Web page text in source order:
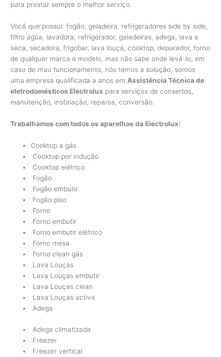
para prestar sempre o melhor serviço.
Você que possui: fogão, geladeira, refrigeradores side by side,
filtro água, lavadora, refrigerador, geladeiras, adega, lava e
seca, secadora, frigobar, lava louça, cooktop, depurador, forno
de qualquer marca e modelo, mas não sabe onde levá-lo, em
caso de mau funcionamento, nós temos a solução, somos
uma empresa qualificada a anos emAssistência Técnica de
eletrodomésticos Electrolux para serviços de consertos,
manutenção, instalação, reparos, conversão.
Trabalhamos com todos os aparelhos da Electrolux:
Cooktop a gás
Cooktop por indução
Cooktop elétrico
Fogão
Fogão embutir
Fogão piso
Forno
Forno embutir
Forno embutir elétrico
Forno mesa
Forno clean gás
Lava Louças
Lava Louças embutir
Lava Louças clean
Lava Louças active
Adega
Adega climatizada
Freezer
Freezer vertical